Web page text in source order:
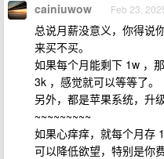
cainiuwow Feb 23,
总说月薪没意义，你得说
来买不买。
如果每个月能剩下 1w ，
3k ，感觉就可以等等了。
另外，都是苹果系统，升
~~~~~~~~~
如果心痒痒，就每个月存
可以降低欲望，特别是你